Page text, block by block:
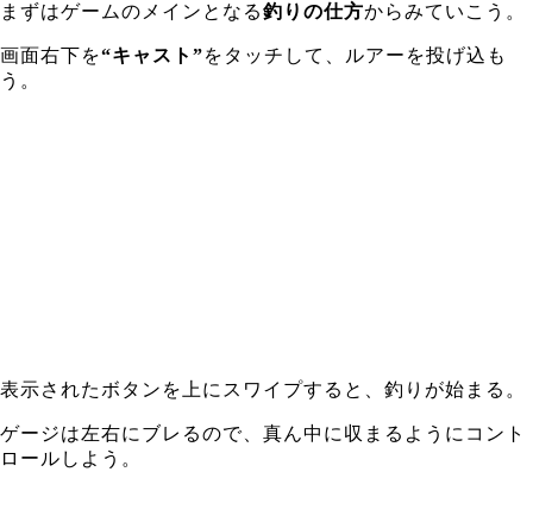
まずはゲームのメインとなる釣りの仕方からみていこう。
画面右下を“キャスト”をタッチして、ルアーを投げ込も
う。
表示されたボタンを上にスワイプすると、釣りが始まる。
ゲージは左右にブレるので、真ん中に収まるようにコント
ロールしよう。